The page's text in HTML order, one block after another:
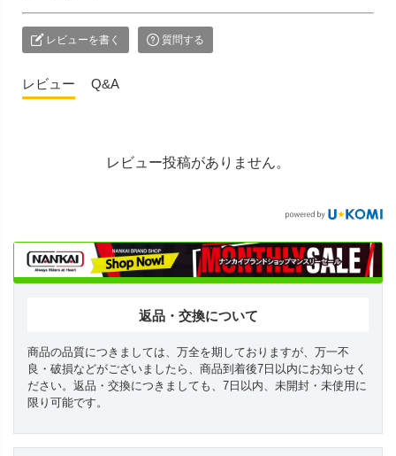
レビューを書く 質問する
レビュー Q&A
レビュー投稿がありません。
返品・交換について
商品の品質につきましては、万全を期しておりますが、万一不
良・破損などがございましたら、商品到着後7日以内にお知らせく
ださい。返品・交換につきましても、7日以内、未開封・未使用に
限り可能です。